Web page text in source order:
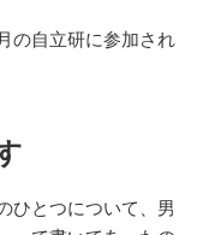
の自立研に参加され
ひとつについて、男